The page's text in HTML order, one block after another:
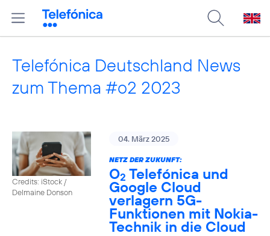
Telefónica Deutschland News
zum Thema #o2 2023
Credits: iStock /
Delmaine Donson
04. März 2025
NETZ DER ZUKUNFT:
O2 Telefónica und
Google Cloud
verlagern 5G-
Funktionen mit Nokia-
Technik in die Cloud